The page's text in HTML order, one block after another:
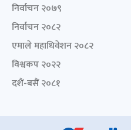
निर्वाचन २०७९
निर्वाचन २०८२
एमाले महाधिवेशन २०८२
विश्वकप २०२२
दशैं-बसैं २०८१